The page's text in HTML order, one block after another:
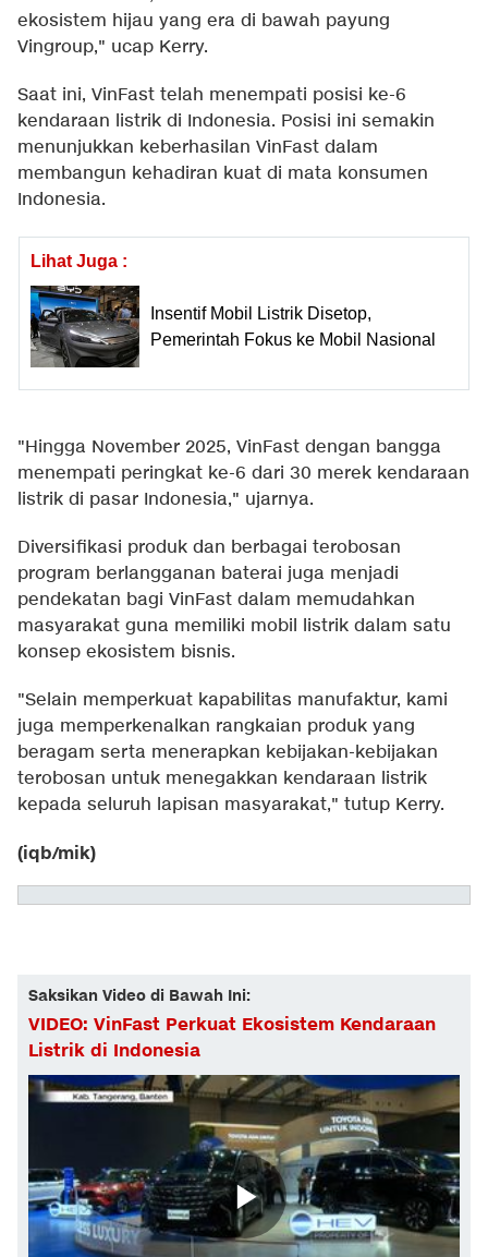
ekosistem hijau yang era di bawah payung
Vingroup," ucap Kerry.
Saat ini, VinFast telah menempati posisi ke-6
kendaraan listrik di Indonesia. Posisi ini semakin
menunjukkan keberhasilan VinFast dalam
membangun kehadiran kuat di mata konsumen
Indonesia.
Lihat Juga :
Insentif Mobil Listrik Disetop,
Pemerintah Fokus ke Mobil Nasional
"Hingga November 2025, VinFast dengan bangga
menempati peringkat ke-6 dari 30 merek kendaraan
listrik di pasar Indonesia," ujarnya.
Diversifikasi produk dan berbagai terobosan
program berlangganan baterai juga menjadi
pendekatan bagi VinFast dalam memudahkan
masyarakat guna memiliki mobil listrik dalam satu
konsep ekosistem bisnis.
"Selain memperkuat kapabilitas manufaktur, kami
juga memperkenalkan rangkaian produk yang
beragam serta menerapkan kebijakan-kebijakan
terobosan untuk menegakkan kendaraan listrik
kepada seluruh lapisan masyarakat," tutup Kerry.
(iqb/mik)
Saksikan Video di Bawah Ini:
VIDEO: VinFast Perkuat Ekosistem Kendaraan
Listrik di Indonesia